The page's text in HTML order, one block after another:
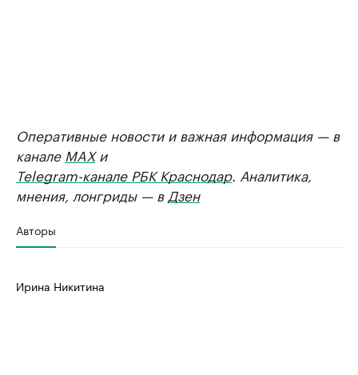
Оперативные новости и важная информация — в
канале MAXи
Telegram-канале РБК Краснодар. Аналитика,
мнения, лонгриды — в Дзен
Авторы
Ирина Никитина